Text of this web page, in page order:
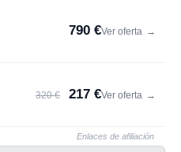
790 €Ver oferta →
320 € 217 €Ver oferta →
Enlaces de afiliación